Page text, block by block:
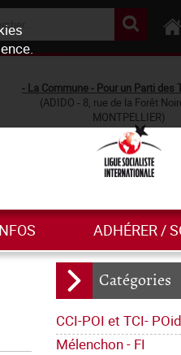
- La Commune - Pour un Parti des
(ADIDO - 8, rue de la Forêt
MONTPELLIER)
ADHÉRER /
Catégories
CCI-POI et TCI- POid
Mélenchon - FI